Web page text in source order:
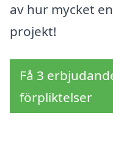
av hur mycket
projekt!
Få 3
förpliktelser